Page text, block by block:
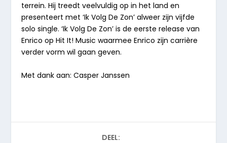
terrein. Hij treedt veelvuldig op in het land en
presenteert met ‘Ik Volg De Zon’ alweer zijn vijfde
solo single. ‘Ik Volg De Zon’ is de eerste release van
Enrico op Hit It! Music waarmee Enrico zijn carrière
verder vorm wil gaan geven.
Met dank aan: Casper Janssen
DEEL: